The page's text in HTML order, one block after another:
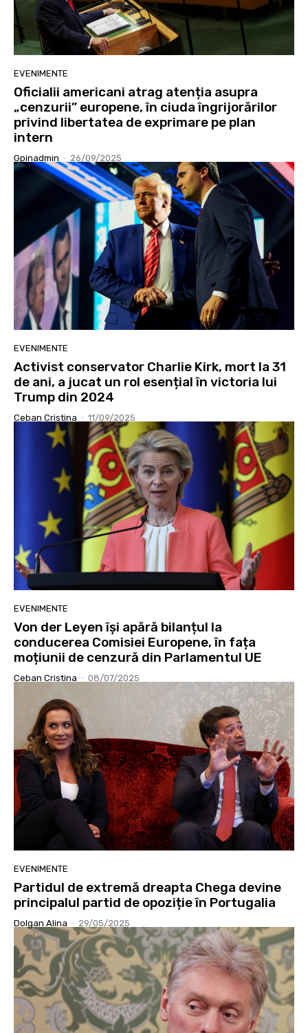
EVENIMENTE
Oficialii americani atrag atenția asupra
„cenzurii” europene, în ciuda îngrijorărilor
privind libertatea de exprimare pe plan
intern
Gpinadmin - 26/09/2025
EVENIMENTE
Activist conservator Charlie Kirk, mort la 31
de ani, a jucat un rol esențial în victoria lui
Trump din 2024
Ceban Cristina - 11/09/2025
EVENIMENTE
Von der Leyen își apără bilanțul la
conducerea Comisiei Europene, în fața
moțiunii de cenzură din Parlamentul UE
Ceban Cristina - 08/07/2025
EVENIMENTE
Partidul de extremă dreapta Chega devine
principalul partid de opoziție în Portugalia
Dolgan Alina - 29/05/2025